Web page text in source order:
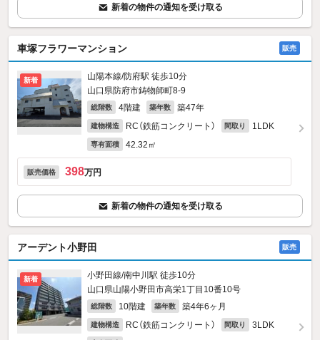
新着の物件の通知を受け取る
車塚フラワーマンション 販売
新着
山陽本線/防府駅 徒歩10分
山口県防府市鋳物師町8-9
総階数 4階建 築年数 築47年
建物構造 RC（鉄筋コンクリート） 間取り 1LDK
専有面積 42.32㎡
販売価格 398万円
新着の物件の通知を受け取る
アーデント小野田 販売
新着
小野田線/南中川駅 徒歩10分
山口県山陽小野田市高栄1丁目10番10号
総階数 10階建 築年数 築4年6ヶ月
建物構造 RC（鉄筋コンクリート） 間取り 3LDK